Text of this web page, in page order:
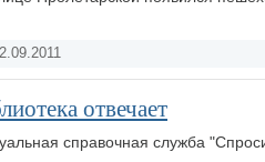
отвечает
справочная служба